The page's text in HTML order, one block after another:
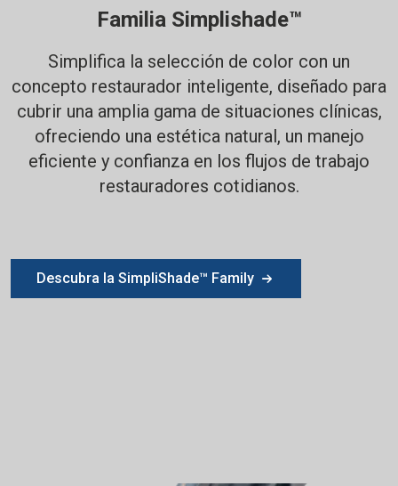
Familia Simplishade™
Simplifica la selección de color con un
concepto restaurador inteligente, diseñado para
cubrir una amplia gama de situaciones clínicas,
ofreciendo una estética natural, un manejo
eficiente y confianza en los flujos de trabajo
restauradores cotidianos.
Descubra la SimpliShade™ Family